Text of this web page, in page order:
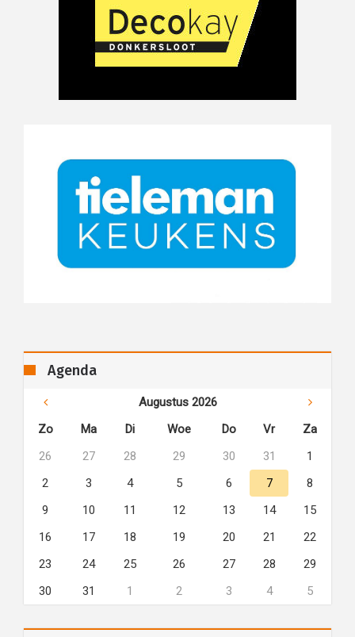
Agenda
Augustus 2026
Zo
Ma Di Woe Do Vr
Za
26
27 28 29 30 31
1
2
3 4 5 6 7
8
9
10 11 12 13 14
15
16
17 18 19 20 21
22
23
24 25 26 27 28
29
30
31 1 2 3 4 5